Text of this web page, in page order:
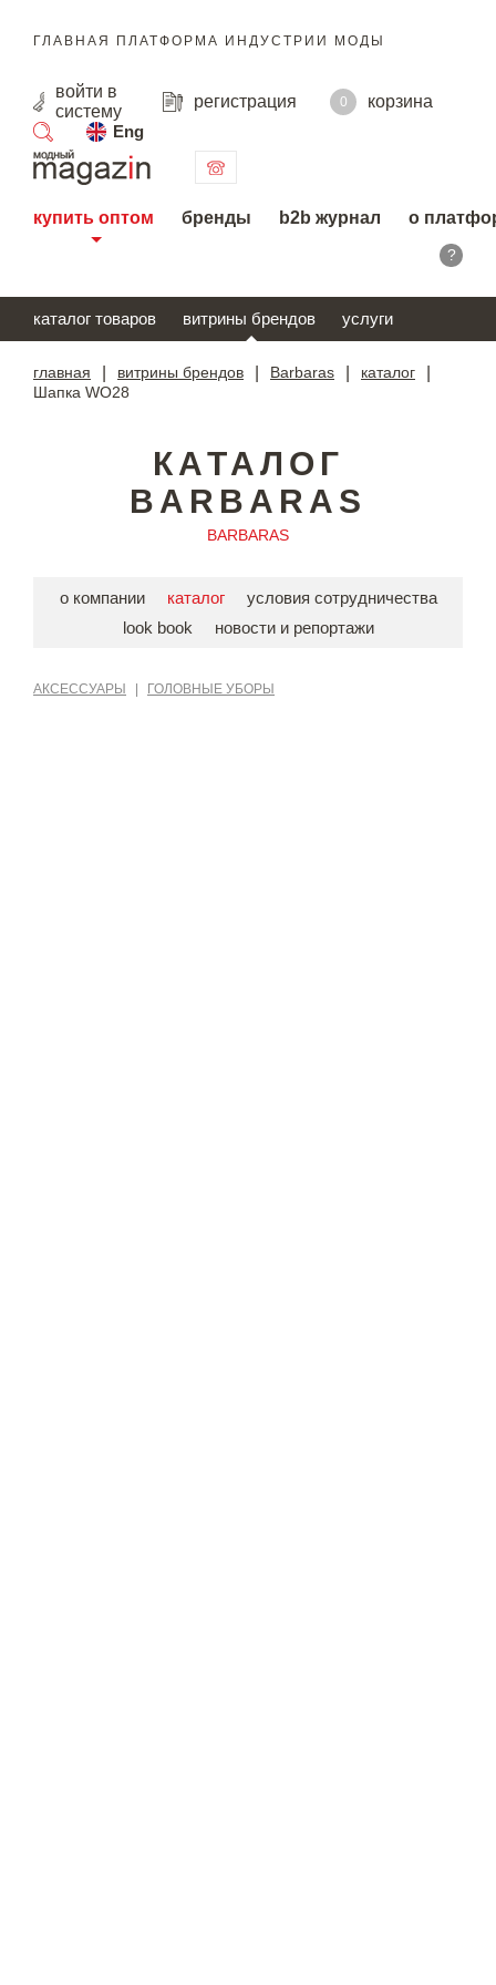
ГЛАВНАЯ ПЛАТФОРМА ИНДУСТРИИ МОДЫ
войти в
систему
регистрация 0
корзина
Eng
поиск
купить оптом бренды b2b журнал о
?
каталог товаров витрины брендов услуги
главная витрины брендов Barbaras каталог
Шапка WO28
КАТАЛОГ
BARBARAS
BARBARAS
о компании каталог
условия сотрудничества
look book
новости и репортажи
АКСЕССУАРЫ ГОЛОВНЫЕ УБОРЫ